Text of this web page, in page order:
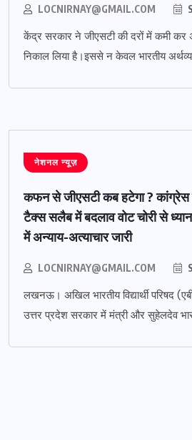
LOCNIRNAY@GMAIL.COM
केंद्र सरकार ने जीएसटी की दरों में कमी कर
निकाल लिया है।इससे न केवल भारतीय
नेशनल न्यूज़
कफन से जीएसटी कब हटेगा ? कांग्रेस
टैक्स सलैब में बदलाव वोट चोरी से
में अन्याय-अत्याचार जारी
LOCNIRNAY@GMAIL.COM
लखनऊ। अखिल भारतीय विद्यार्थी परिषद
उत्तर प्रदेश सरकार में मंत्री और सुहेलदेव